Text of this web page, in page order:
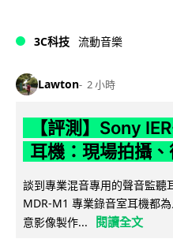
3C科技 流動音樂
Lawton 2 小時
【評測】Sony
耳機：現場拍攝
談到專業混音專用的聲音監聽
MDR-M1 專業錄音室耳機都
意影像製作...
閱讀全文